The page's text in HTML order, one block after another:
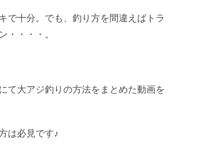
で十分。でも、釣り方を間違えばトラ
・・・・。
大アジ釣りの方法をまとめた動画を
は必見です♪